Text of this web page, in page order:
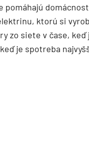
pomáhajú
ktorú si
zo siete v čase, keď
je spotreba